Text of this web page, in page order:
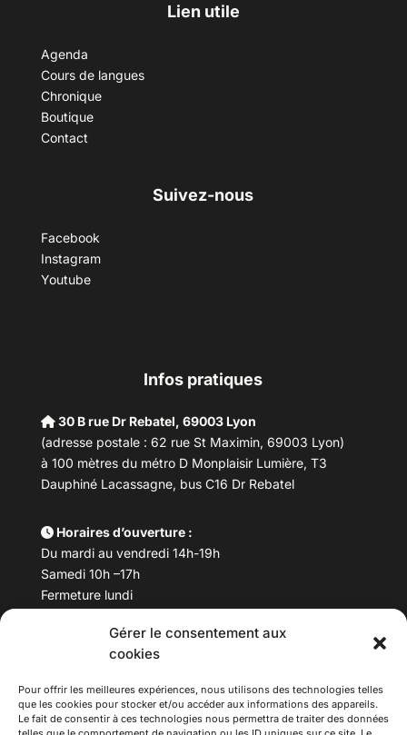
Gérer le consentement aux
cookies
Pour offrir les meilleures expériences, nous utilisons des technologies telles
que les cookies pour stocker et/ou accéder aux informations des appareils.
Le fait de consentir à ces technologies nous permettra de traiter des données
Lien utile
Agenda
Cours de langues
Chronique
Boutique
Contact
Suivez-nous
Facebook
Instagram
Youtube
Infos pratiques
30 B rue Dr Rebatel, 69003 Lyon
(adresse postale : 62 rue St Maximin, 69003 Lyon)
à 100 mètres du métro D Monplaisir Lumière, T3
Dauphiné Lacassagne, bus C16 Dr Rebatel
Horaires d’ouverture :
Du mardi au vendredi 14h-19h
Samedi 10h –17h
Fermeture lundi
Téléphone : 04 78 53 06 40
maisondesculturesasiatiques@asiexpo.com